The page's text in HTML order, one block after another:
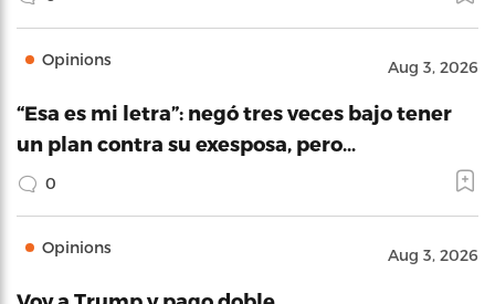
Opinions Aug 3, 2026
“Esa es mi letra”: negó tres veces bajo tener
un plan contra su exesposa, pero…
0
Opinions Aug 3, 2026